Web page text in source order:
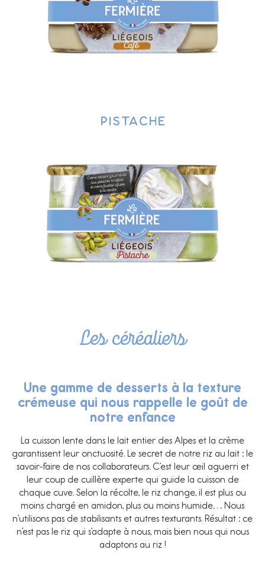
pistache
Les céréaliers
Une gamme de desserts à la texture
crémeuse qui nous rappelle le goût de
notre enfance
La cuisson lente dans le lait entier des Alpes et la crème
garantissent leur onctuosité. Le secret de notre riz au lait : le
savoir-faire de nos collaborateurs. C’est leur œil aguerri et
leur coup de cuillère experte qui guide la cuisson de
chaque cuve. Selon la récolte, le riz change, il est plus ou
moins chargé en amidon, plus ou moins humide… Nous
n’utilisons pas de stabilisants et autres texturants. Résultat : ce
n’est pas le riz qui s’adapte à nous, mais bien nous qui nous
adaptons au riz !